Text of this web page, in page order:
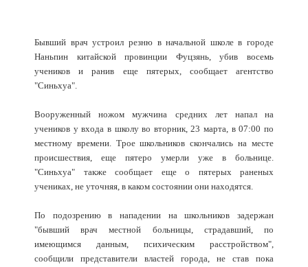
Бывший врач устроил резню в начальной школе в городе
Наньпин китайской провинции Фуцзянь, убив восемь
учеников и ранив еще пятерых, сообщает агентство
"Синьхуа".
Вооруженный ножом мужчина средних лет напал на
учеников у входа в школу во вторник, 23 марта, в 07:00 по
местному времени. Трое школьников скончались на месте
происшествия, еще пятеро умерли уже в больнице.
"Синьхуа" также сообщает еще о пятерых раненых
учениках, не уточняя, в каком состоянии они находятся.
По подозрению в нападении на школьников задержан
"бывший врач местной больницы, страдавший, по
имеющимся данным, психическим расстройством",
сообщили представители властей города, не став пока